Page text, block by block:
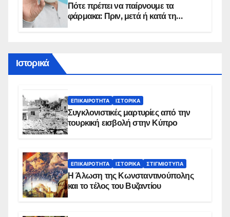
Πότε πρέπει να παίρνουμε τα
φάρμακα: Πριν, μετά ή κατά τη
Ιστορικά
ΕΠΙΚΑΙΡΌΤΗΤΑ ΙΣΤΟΡΙΚΆ
Συγκλονιστικές μαρτυρίες από την
τουρκική εισβολή στην Κύπρο
ΕΠΙΚΑΙΡΌΤΗΤΑ ΙΣΤΟΡΙΚΆ ΣΤΙΓΜΙΌΤΥΠΑ
Η Άλωση της Κωνσταντινούπολης
και το τέλος του Βυζαντίου